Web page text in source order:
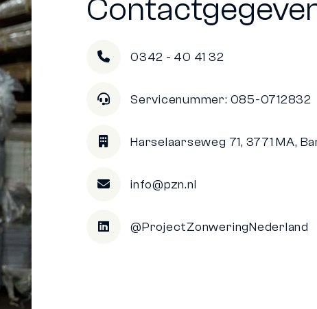
0342 - 40 41 32
Servicenummer: 085-0712832
Harselaarseweg 71, 3771 MA,
info@pzn.nl
@ProjectZonweringNederland